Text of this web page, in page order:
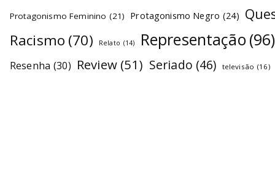
Protagonismo Feminino (21) Protagonismo Negro (24)
Racismo (70) Relato (14) Representação (96)
Resenha (30) Review (51) Seriado (46) televisão (16)